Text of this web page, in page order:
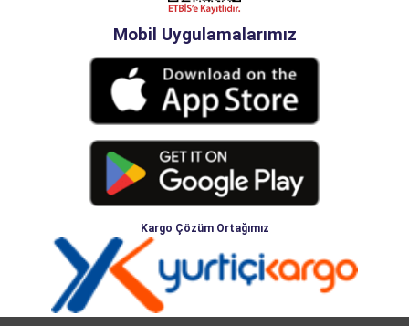
Mobil Uygulamalarımız
Kargo Çözüm Ortağımız